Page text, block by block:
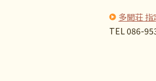
多聞荘
TEL 086-